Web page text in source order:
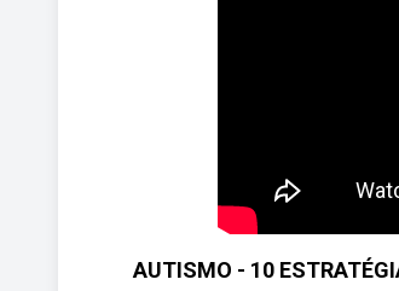
AUTISMO - 10